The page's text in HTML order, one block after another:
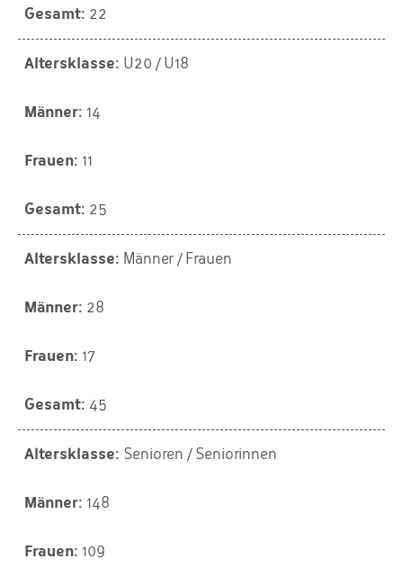
22
U20 / U18
14
11
25
Männer / Frauen
28
17
45
Senioren / Seniorinnen
148
109